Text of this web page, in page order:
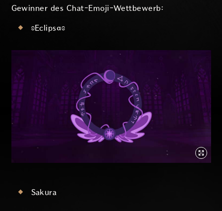
Gewinner des Chat-Emoji-Wettbewerb:
ʚEclipsαɞ
Sakura